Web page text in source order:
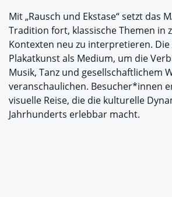
Mit „Rausch und Ekstase“ setzt das
Tradition fort, klassische Themen in
Kontexten neu zu interpretieren.
Plakatkunst als Medium, um die
Musik, Tanz und gesellschaftlichem
veranschaulichen. Besucher*innen
visuelle Reise, die die kulturelle
Jahrhunderts erlebbar macht.